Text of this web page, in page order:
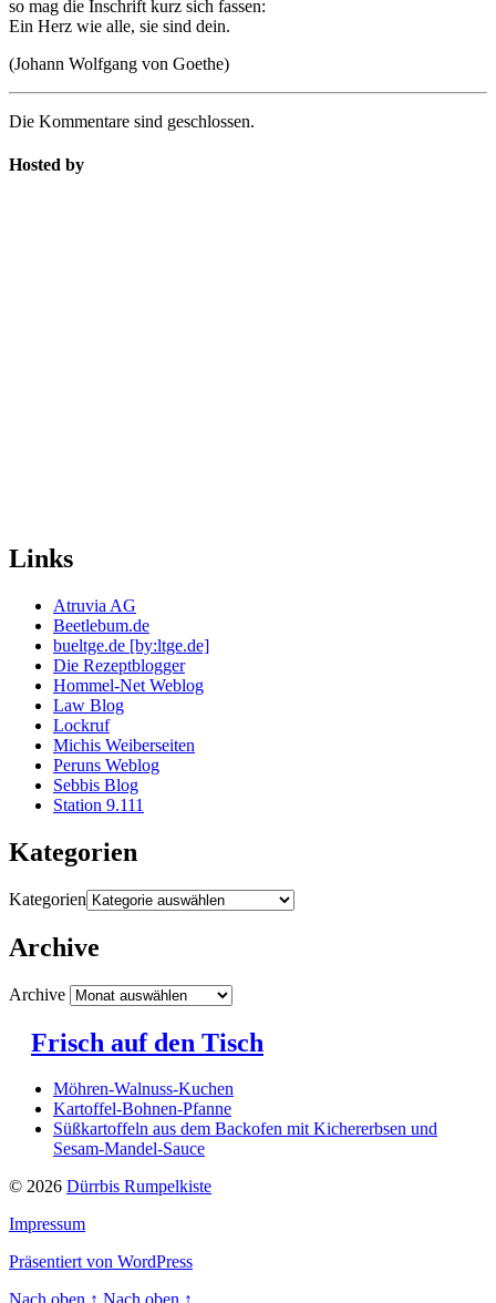
so mag die Inschrift kurz sich fassen:
Ein Herz wie alle, sie sind dein.
(Johann Wolfgang von Goethe)
Die Kommentare sind geschlossen.
Hosted by
Links
Atruvia AG
Beetlebum.de
bueltge.de [by:ltge.de]
Die Rezeptblogger
Hommel-Net Weblog
Law Blog
Lockruf
Michis Weiberseiten
Peruns Weblog
Sebbis Blog
Station 9.111
Kategorien
Kategorien
Archive
Archive
Frisch auf den Tisch
Möhren-Walnuss-Kuchen
Kartoffel-Bohnen-Pfanne
Süßkartoffeln aus dem Backofen mit Kichererbsen und
Sesam-Mandel-Sauce
© 2026 Dürrbis Rumpelkiste
Impressum
Präsentiert von WordPress